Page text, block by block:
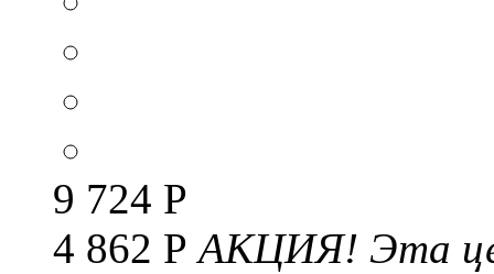
9 724 Р
4 862 РАКЦИЯ! Эта